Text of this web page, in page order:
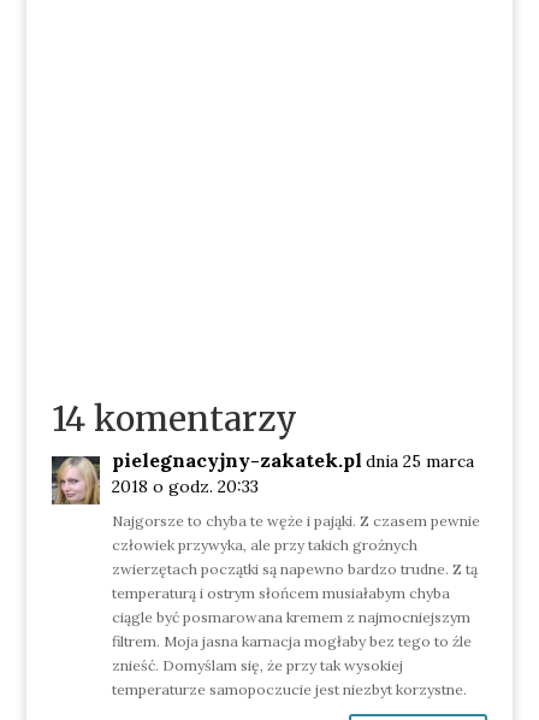
14 komentarzy
pielegnacyjny-zakatek.pl dnia 25 marca
2018 o godz. 20:33
Najgorsze to chyba te węże i pająki. Z czasem pewnie
człowiek przywyka, ale przy takich groźnych
zwierzętach początki są napewno bardzo trudne. Z tą
temperaturą i ostrym słońcem musiałabym chyba
ciągle być posmarowana kremem z najmocniejszym
filtrem. Moja jasna karnacja mogłaby bez tego to źle
znieść. Domyślam się, że przy tak wysokiej
temperaturze samopoczucie jest niezbyt korzystne.